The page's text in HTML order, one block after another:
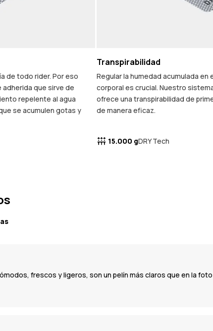
de todo rider. Por eso
adherida que sirve de
repelente al agua
se acumulen gotas y
Transpirabilidad
Regular la humedad acumulada
corporal es crucial. Nuestro
ofrece una transpirabilidad de
de manera eficaz.
15.000 gDRY Tech
frescos y ligeros, son un pelín más claros que en la foto